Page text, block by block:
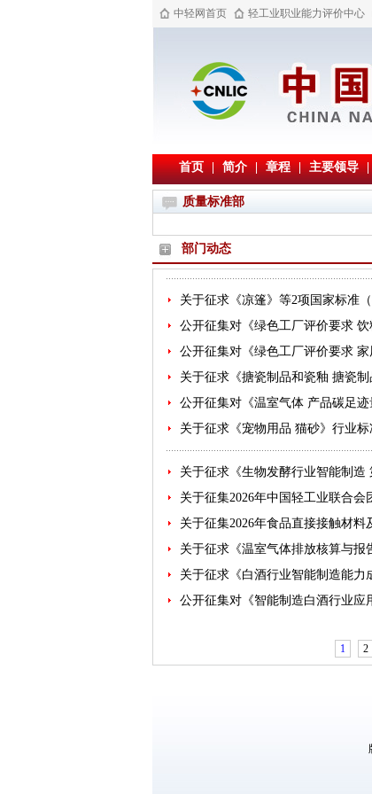
中轻网首页 轻工业职业能力评价中心
首页 | 简介 | 章程 | 主要领导 |
质量标准部
部门动态
关于征求《凉篷》等2项国家标准
公开征集对《绿色工厂评价要求
公开征集对《绿色工厂评价要求
关于征求《搪瓷制品和瓷釉 搪瓷
公开征集对《温室气体 产品碳足
关于征求《宠物用品 猫砂》行业
关于征求《生物发酵行业智能制
关于征集2026年中国轻工业联合会
关于征集2026年食品直接接触材
关于征求《温室气体排放核算与
关于征求《白酒行业智能制造能
公开征集对《智能制造白酒行业
1 2